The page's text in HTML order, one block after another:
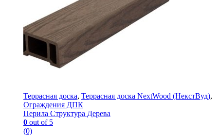
Террасная доска, Террасная доска NextWood (НекстВуд),
Ограждения ДПК
Перила Структура Дерева
0 out of 5
(0)